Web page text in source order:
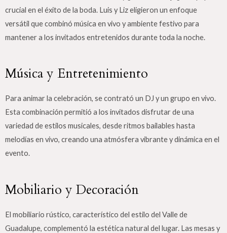
crucial en el éxito de la boda. Luis y Liz eligieron un enfoque
versátil que combinó música en vivo y ambiente festivo para
mantener a los invitados entretenidos durante toda la noche.
Música y Entretenimiento
Para animar la celebración, se contrató un DJ y un grupo en vivo.
Esta combinación permitió a los invitados disfrutar de una
variedad de estilos musicales, desde ritmos bailables hasta
melodías en vivo, creando una atmósfera vibrante y dinámica en el
evento.
Mobiliario y Decoración
El mobiliario rústico, característico del estilo del Valle de
Guadalupe, complementó la estética natural del lugar. Las mesas y